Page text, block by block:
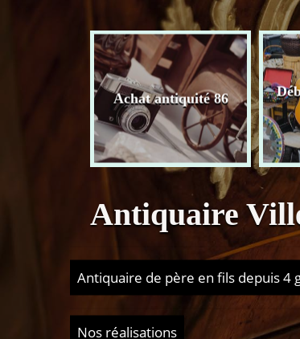
Achat antiquité 86
Antiquaire
Antiquaire de père en fils depuis 4
Nos réalisations